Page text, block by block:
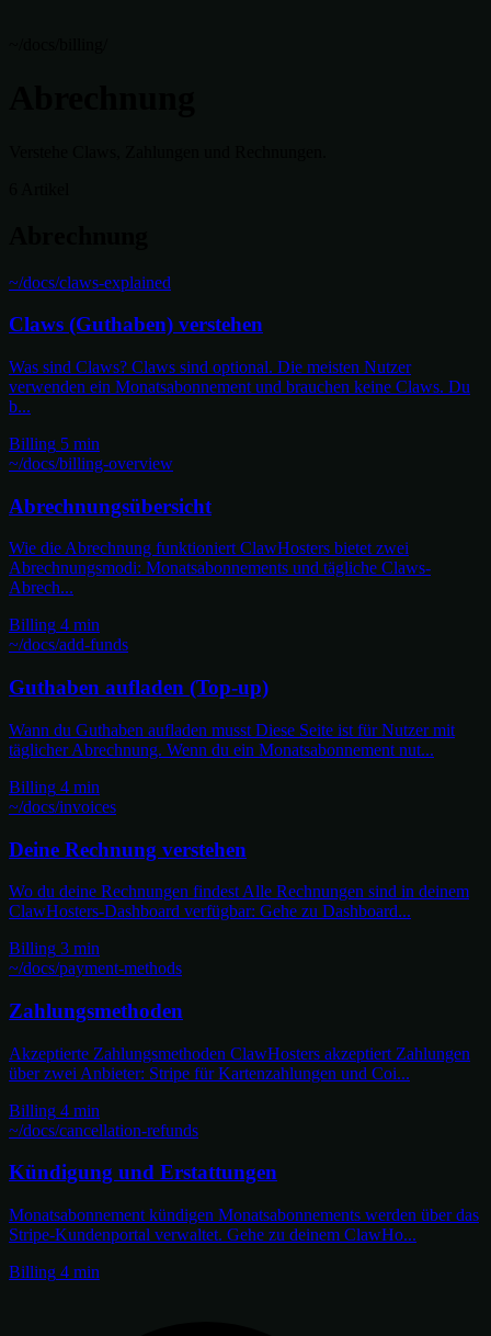
~/docs/claws-explained
Claws (Guthaben) verstehen
Was sind Claws? Claws sind optional. Die meisten Nutzer
verwenden ein Monatsabonnement und brauchen keine Claws. Du
b...
Billing 5 min
~/docs/billing-overview
Abrechnungsübersicht
Wie die Abrechnung funktioniert ClawHosters bietet zwei
Abrechnungsmodi: Monatsabonnements und tägliche Claws-
Abrech...
Billing 4 min
~/docs/add-funds
Guthaben aufladen (Top-up)
Wann du Guthaben aufladen musst Diese Seite ist für Nutzer mit
täglicher Abrechnung. Wenn du ein Monatsabonnement nut...
Billing 4 min
~/docs/invoices
Deine Rechnung verstehen
Wo du deine Rechnungen findest Alle Rechnungen sind in deinem
ClawHosters-Dashboard verfügbar: Gehe zu Dashboard...
Billing 3 min
~/docs/payment-methods
Zahlungsmethoden
Akzeptierte Zahlungsmethoden ClawHosters akzeptiert Zahlungen
über zwei Anbieter: Stripe für Kartenzahlungen und Coi...
Billing 4 min
~/docs/cancellation-refunds
Kündigung und Erstattungen
Monatsabonnement kündigen Monatsabonnements werden über das
Stripe-Kundenportal verwaltet. Gehe zu deinem ClawHo...
Billing 4 min